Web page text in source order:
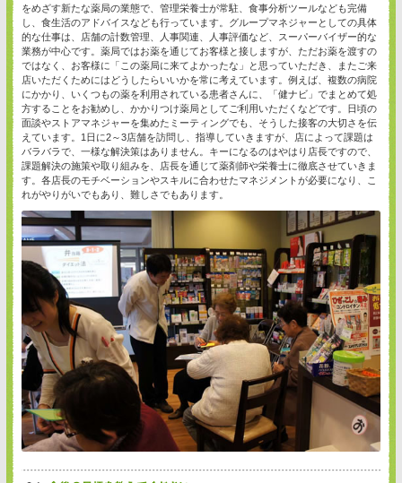
をめざす新たな薬局の業態で、管理栄養士が常駐、食事分析ツールなども完備
し、食生活のアドバイスなども行っています。グループマネジャーとしての具体
的な仕事は、店舗の計数管理、人事関連、人事評価など、スーパーバイザー的な
業務が中心です。薬局ではお薬を通じてお客様と接しますが、ただお薬を渡すの
ではなく、お客様に「この薬局に来てよかったな」と思っていただき、またご来
店いただくためにはどうしたらいいかを常に考えています。例えば、複数の病院
にかかり、いくつもの薬を利用されている患者さんに、「健ナビ」でまとめて処
方することをお勧めし、かかりつけ薬局としてご利用いただくなどです。日頃の
面談やストアマネジャーを集めたミーティングでも、そうした接客の大切さを伝
えています。1日に2～3店舗を訪問し、指導していきますが、店によって課題は
バラバラで、一様な解決策はありません。キーになるのはやはり店長ですので、
課題解決の施策や取り組みを、店長を通じて薬剤師や栄養士に徹底させていきま
す。各店長のモチベーションやスキルに合わせたマネジメントが必要になり、こ
れがやりがいでもあり、難しさでもあります。